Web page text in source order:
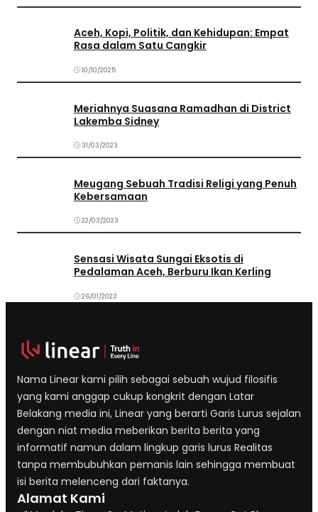
Aceh, Kopi, Politik, dan Kehidupan: Empat
Rasa dalam Satu Cangkir
10/10/2025
Meriahnya Suasana Ramadhan di District
Lakemba Sidney
31/03/2023
Meugang Sebuah Tradisi Religi yang Penuh
Kebersamaan
22/03/2023
Sensasi Wisata Sungai Eksotis di
Pedalaman Aceh, Berburu Ikan Kerling
26/01/2023
Nama Linear kami pilih sebagai sebuah wujud filosifis
yang kami anggap cukup kongkrit dengan Latar
Belakang media ini, Linear yang berarti Garis Lurus sejalan
dengan niat media meberikan berita berita yang
informatif namun dalam lingkup garis lurus Realitas
tanpa membubuhkan pemanis lain sehingga membuat
isi berita melenceng dari faktanya.
Alamat Kami